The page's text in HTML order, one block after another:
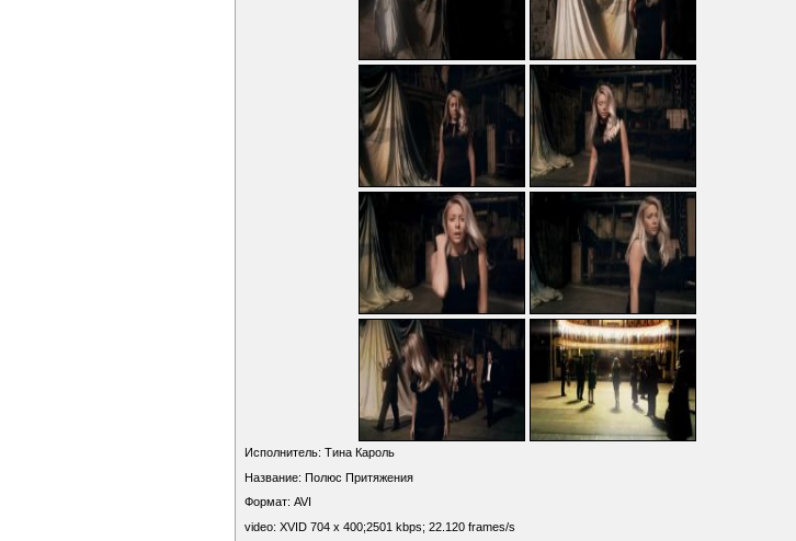
Исполнитель: Тина Кароль
Название: Полюс Притяжения
Формат: AVI
video: XVID 704 x 400;2501 kbps; 22.120 frames/s